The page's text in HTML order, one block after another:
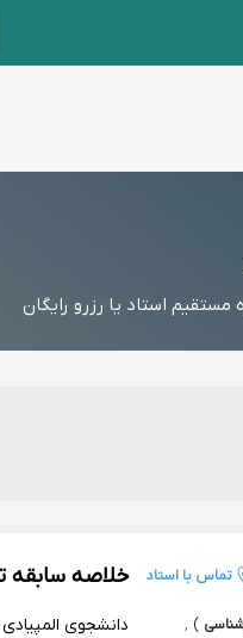
استاد یا رزرو رایگان
تماس با استاد
)
,
خلاصه سابقه
دانشجوی